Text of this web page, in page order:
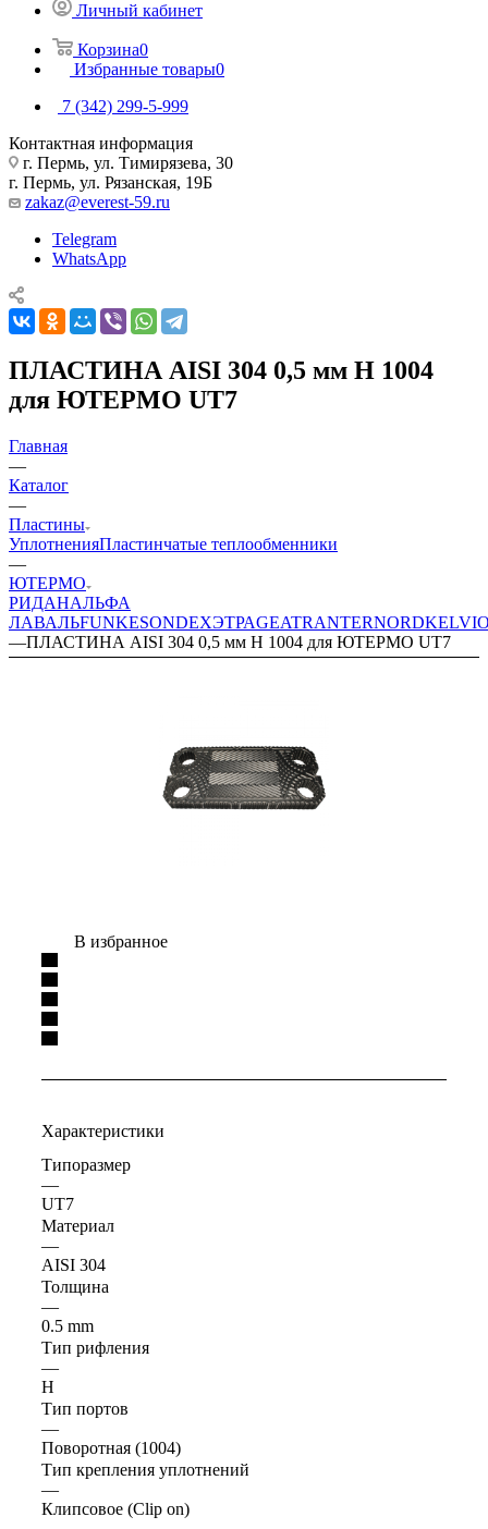
Личный кабинет
Корзина0
Избранные товары0
7 (342) 299-5-999
Контактная информация
г. Пермь, ул. Тимирязева, 30
г. Пермь, ул. Рязанская, 19Б
zakaz@everest-59.ru
Telegram
WhatsApp
ПЛАСТИНА AISI 304 0,5 мм H 1004
для ЮТЕРМО UT7
Главная
—
Каталог
—
Пластины
УплотненияПластинчатые теплообменники
—
ЮТЕРМО
РИДАНАЛЬФА
ЛАВАЛЬFUNKESONDEXЭТРАGEATRANTERNORD
—ПЛАСТИНА AISI 304 0,5 мм H 1004 для ЮТЕРМО UT7
В избранное
Характеристики
Типоразмер
—
UT7
Материал
—
AISI 304
Толщина
—
0.5 mm
Тип рифления
—
H
Тип портов
—
Поворотная (1004)
Тип крепления уплотнений
—
Клипсовое (Clip on)